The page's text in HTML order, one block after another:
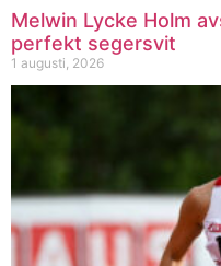
Melwin Lycke Holm
perfekt segersvit
1 augusti, 2026